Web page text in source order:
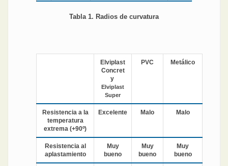
Tabla 1. Radios de curvatura
Elviplast
Concret
y
Elviplast
Super
PVC Metálico
Resistencia a la
temperatura
extrema (+90º)
Excelente Malo Malo
Resistencia al
aplastamiento
Muy
bueno
Muy
bueno
Muy
bueno